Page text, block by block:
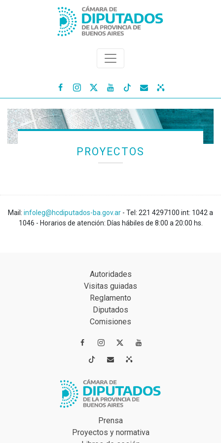
   
PROYECTOS
Mail: infoleg@hcdiputados-ba.gov.ar - Tel: 221 4297100 int: 1042 a
1046 - Horarios de atención: Días hábiles de 8:00 a 20:00 hs.
Autoridades
Visitas guiadas
Reglamento
Diputados
Comisiones
 
 
Prensa
Proyectos y normativa